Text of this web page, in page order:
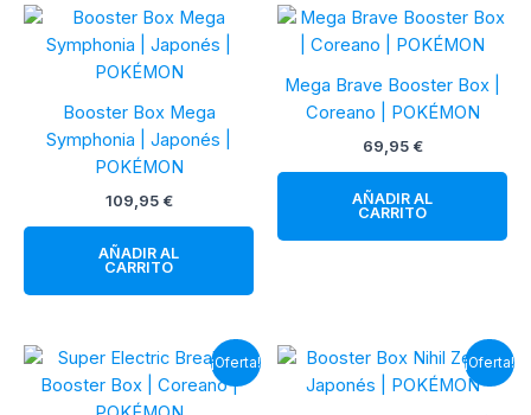
Booster Box Mega
Symphonia | Japonés |
POKÉMON
109,95 €
AÑADIR AL
CARRITO
Mega Brave Booster Box |
Coreano | POKÉMON
69,95 €
AÑADIR AL
CARRITO
¡Oferta! ¡Oferta!